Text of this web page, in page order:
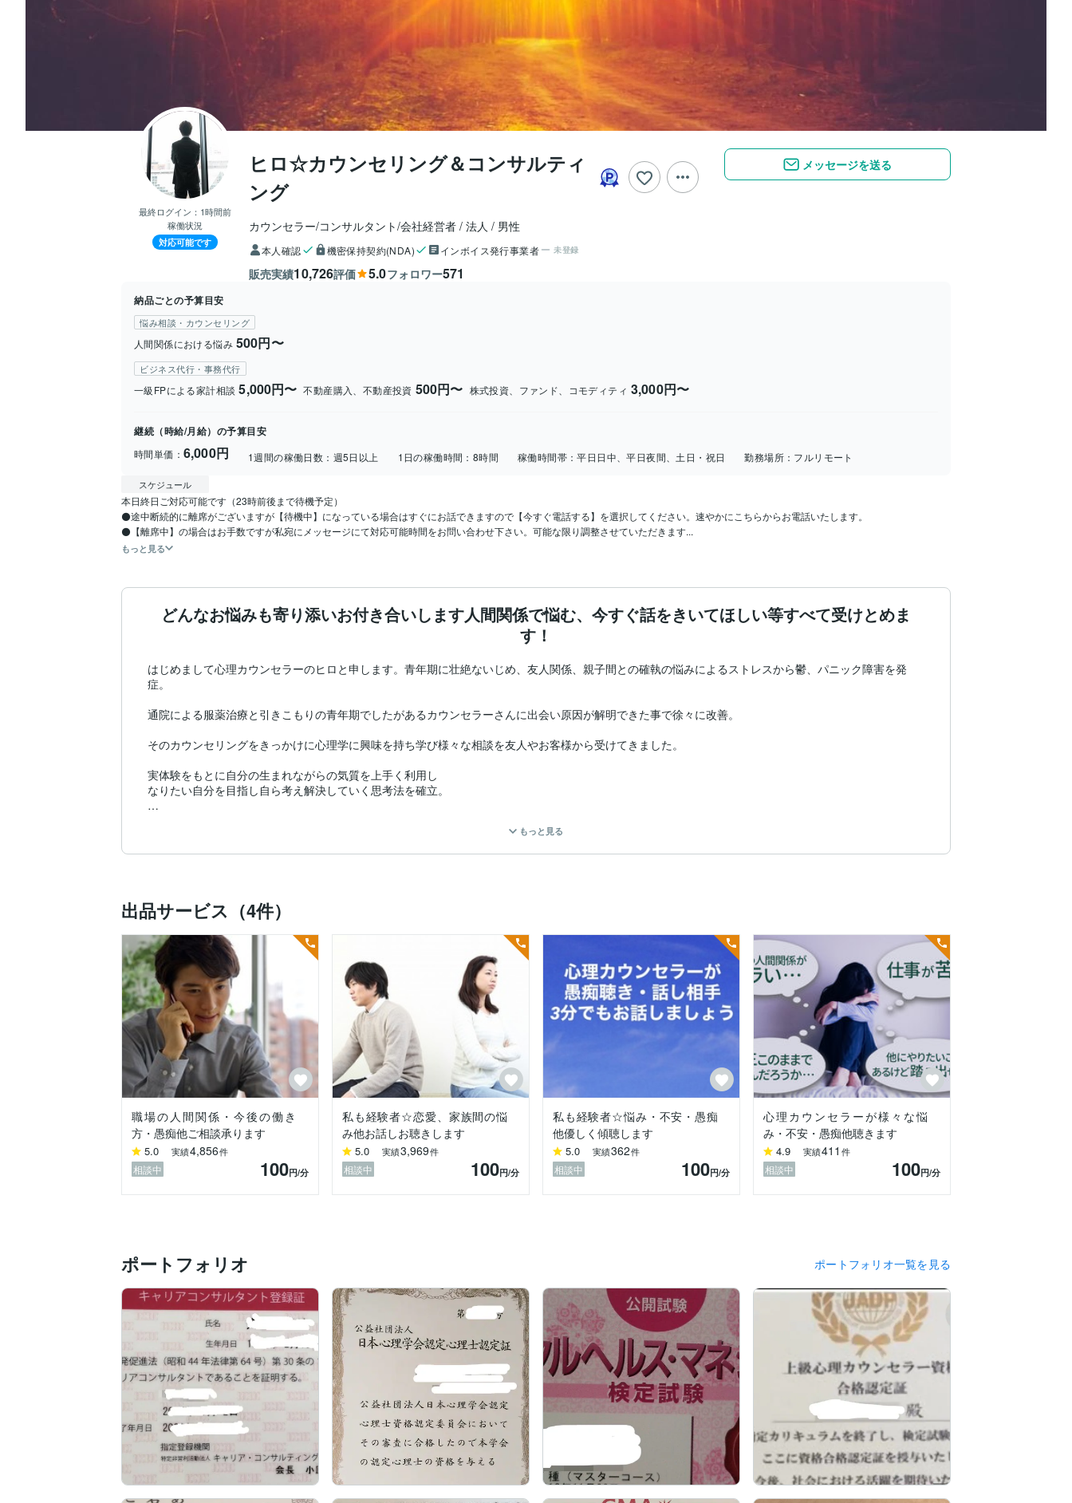
最終ログイン： 1時間前
稼働状況
対応可能です
ヒロ☆カウンセリング＆コンサルティ
ング
カウンセラー/コンサルタント/会社経営者 法人 男性
本人確認 機密保持契約(NDA) インボイス発行事業者 未登録
販売実績10,726評価 5.0フォロワー571
メッセージを送る
納品ごとの予算目安
悩み相談・カウンセリング
人間関係における悩み 500円〜
ビジネス代行・事務代行
一級FPによる家計相談 5,000円〜 不動産購入、不動産投資 500円〜 株式投資、ファンド、コモディティ 3,000円〜
継続（時給/月給）の予算目安
時間単価： 6,000円 1週間の稼働日数： 週5日以上 1日の稼働時間： 8時間 稼働時間帯：平日日中、平日夜間、土日・祝日 勤務場所： フルリモート
スケジュール
本日終日ご対応可能です（23時前後まで待機予定）
⚫️途中断続的に離席がございますが【待機中】になっている場合はすぐにお話できますので【今すぐ電話する】を選択してください。速やかにこちらからお電話いたします。
⚫️【離席中】の場合はお手数ですが私宛にメッセージにて対応可能時間をお問い合わせ下さい。可能な限り調整させていただきます...
もっと見る
どんなお悩みも寄り添いお付き合いします人間関係で悩む、今すぐ話をきいてほしい等すべて受けとめま
す！
はじめまして心理カウンセラーのヒロと申します。青年期に壮絶ないじめ、友人関係、親子間との確執の悩みによるストレスから鬱、パニック障害を発
症。
通院による服薬治療と引きこもりの青年期でしたがあるカウンセラーさんに出会い原因が解明できた事で徐々に改善。
そのカウンセリングをきっかけに心理学に興味を持ち学び様々な相談を友人やお客様から受けてきました。
実体験をもとに自分の生まれながらの気質を上手く利用し
なりたい自分を目指し自ら考え解決していく思考法を確立。
〜私のミッション〜
私は一切の否定や批判をせずに相談者の話に耳を傾けます。これまで人に話すのがはばかられていたような深い悩みや苦しみを語り、抑えてきた感情を外
に出すことで精神的に落ち着くことができます。
この経験を経て、自分の感情や思考を大切にする心が育まれ自己肯定感の向上や自信につながっていきます。
●自分の考え方の癖や自覚できなかった意外な長所に気づける
私は理解者として専門家として客観的な分析をします。違う角度から見た自分を知ることで、これまで気づけなかった自分の側面を知ることができます。
●抱えている問題を整理できる
複雑な状況や感情を一つずつ取り上げて言葉にすることで自分の考えや気持ちを整理することができます。
●人とうまく付き合うための自分なりの方法を見つけられる
カウンセリングは一対一の対話ですが相談者の抱える問題は人間関係や社会生活にも影響します。問題を相談者個人だけのものとするのではなく相談者を
取り巻く人々との関係も含めたものとして捉えます。
⚫️売上金の一部はNPO法人「国境なき医師団日本」へ人道支援の寄付をさせていただいております。ご相談いただきました相談者様に心からの敬意と感謝
を申し上げます。
もっと見る
出品サービス（4件）
職場の人間関係・今後の働き
方・愚痴他ご相談承ります
5.0 実績4,856件
相談中 100円/分
私も経験者☆恋愛、家族間の悩
み他お話しお聴きします
5.0 実績3,969件
相談中 100円/分
私も経験者☆悩み・不安・愚痴
他優しく傾聴します
5.0 実績362件
相談中 100円/分
心理カウンセラーが様々な悩
み・不安・愚痴他聴きます
4.9 実績411 件
相談中 100円/分
ポートフォリオ ポートフォリオ一覧を見る